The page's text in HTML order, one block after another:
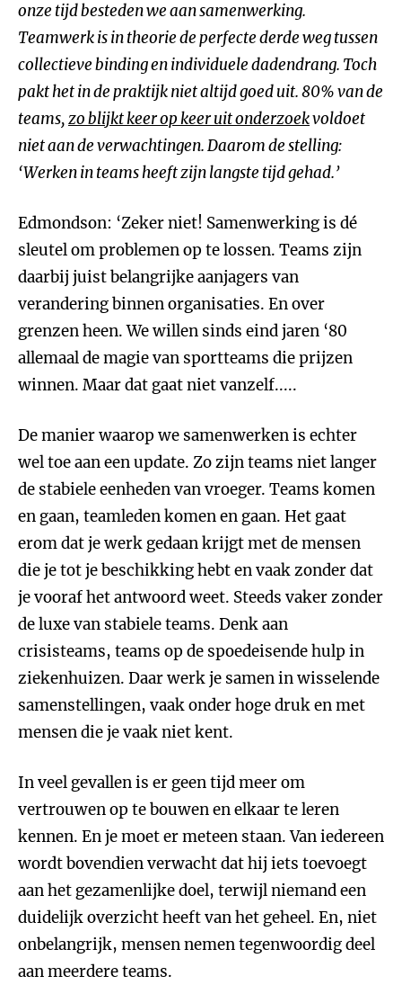
onze tijd besteden we aan samenwerking.
Teamwerk is in theorie de perfecte derde weg tussen
collectieve binding en individuele dadendrang. Toch
pakt het in de praktijk niet altijd goed uit. 80% van de
teams,zo blijkt keer op keer uit onderzoekvoldoet
niet aan de verwachtingen. Daarom de stelling:
‘Werken in teams heeft zijn langste tijd gehad.’
Edmondson: ‘Zeker niet! Samenwerking is dé
sleutel om problemen op te lossen. Teams zijn
daarbij juist belangrijke aanjagers van
verandering binnen organisaties. En over
grenzen heen. We willen sinds eind jaren ‘80
allemaal de magie van sportteams die prijzen
winnen. Maar dat gaat niet vanzelf.....
De manier waarop we samenwerken is echter
wel toe aan een update. Zo zijn teams niet langer
de stabiele eenheden van vroeger. Teams komen
en gaan, teamleden komen en gaan. Het gaat
erom dat je werk gedaan krijgt met de mensen
die je tot je beschikking hebt en vaak zonder dat
je vooraf het antwoord weet. Steeds vaker zonder
de luxe van stabiele teams. Denk aan
crisisteams, teams op de spoedeisende hulp in
ziekenhuizen. Daar werk je samen in wisselende
samenstellingen, vaak onder hoge druk en met
mensen die je vaak niet kent.
In veel gevallen is er geen tijd meer om
vertrouwen op te bouwen en elkaar te leren
kennen. En je moet er meteen staan. Van iedereen
wordt bovendien verwacht dat hij iets toevoegt
aan het gezamenlijke doel, terwijl niemand een
duidelijk overzicht heeft van het geheel. En, niet
onbelangrijk, mensen nemen tegenwoordig deel
aan meerdere teams.